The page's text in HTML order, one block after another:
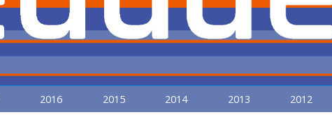
2016 2015 2014 2013 2012